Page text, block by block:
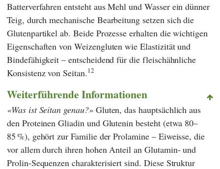
Batterverfahren entsteht aus Mehl und Wasser ein dünner
Teig, durch mechanische Bearbeitung setzen sich die
Glutenpartikel ab. Beide Prozesse erhalten die wichtigen
Eigenschaften von Weizengluten wie Elastizität und
Bindefähigkeit – entscheidend für die fleischähnliche
Konsistenz von Seitan.12
Weiterführende Informationen
Was ist Seitan genau? Gluten, das hauptsächlich aus
den Proteinen Gliadin und Glutenin besteht (etwa 80–
85 %), gehört zur Familie der Prolamine – Eiweisse, die
vor allem durch ihren hohen Anteil an Glutamin- und
Prolin-Sequenzen charakterisiert sind. Diese Struktur